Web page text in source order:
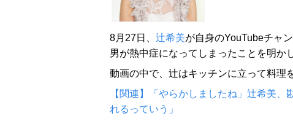
8月27日、 辻希美が自身のYouTubeチャ
男が熱中症になってしまったことを明か
動画の中で、辻はキッチンに立って料理
【関連】「やらかしましたね」辻希美、
れるっていう」